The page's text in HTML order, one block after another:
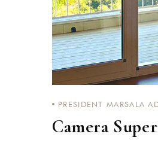
PRESIDENT MARSALA
Camera